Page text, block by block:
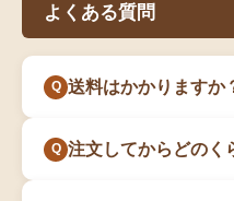
よくある質問
送料はかかりますか
注文してからどのく